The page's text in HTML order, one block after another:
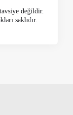
değildir.
saklıdır.